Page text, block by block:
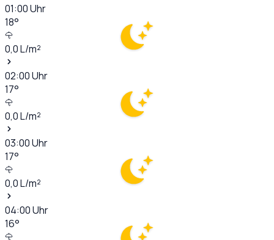
01:00Uhr
18°
0,0L/m²
02:00Uhr
17°
0,0L/m²
03:00Uhr
17°
0,0L/m²
04:00Uhr
16°